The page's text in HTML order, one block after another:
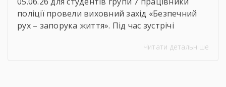
поліції провели виховний захід «Безпечний
рух – запорука життя». Під час зустрічі
дорожнього руху, дізналися про важливість
Читати детальніше